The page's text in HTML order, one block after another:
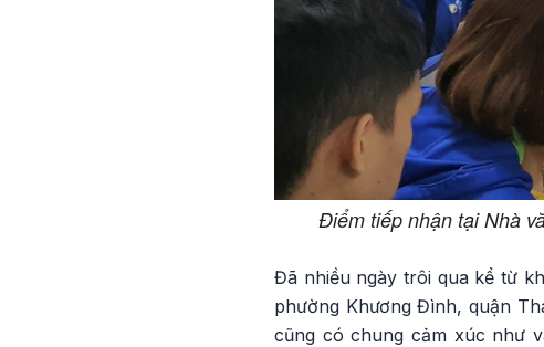
Điểm tiếp nhận tại Nhà
Đã nhiều ngày trôi qua kể từ
phường Khương Đình, quận
cũng có chung cảm xúc như